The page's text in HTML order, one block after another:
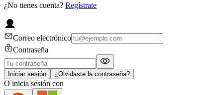
¿No tienes cuenta? Regístrate
Correo electrónico
Contraseña
Iniciar sesión ¿Olvidaste la contraseña?
O inicia sesión con